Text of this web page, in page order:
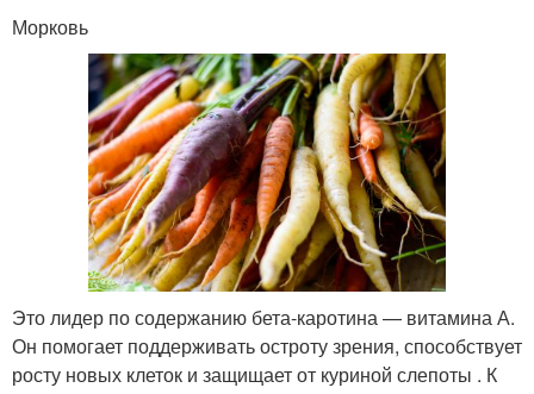
Морковь
Это лидер по содержанию бета-каротина — витамина А.
Он помогает поддерживать остроту зрения, способствует
росту новых клеток и защищает от куриной слепоты . К